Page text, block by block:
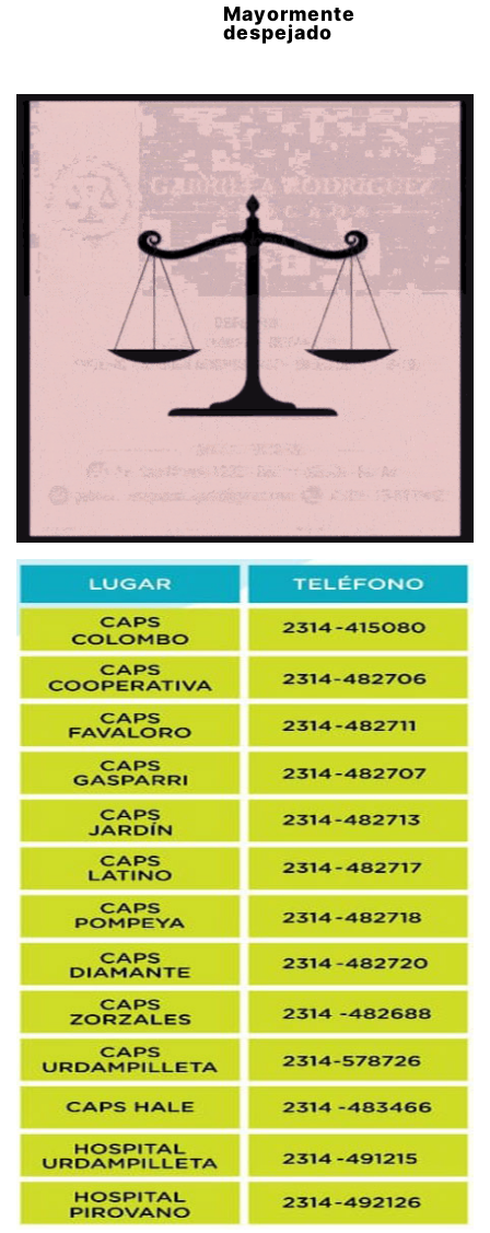
Mayormente
despejado